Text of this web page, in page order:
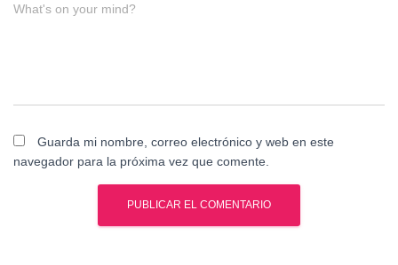
What's on your mind?
Guarda mi nombre, correo electrónico y web en este
navegador para la próxima vez que comente.